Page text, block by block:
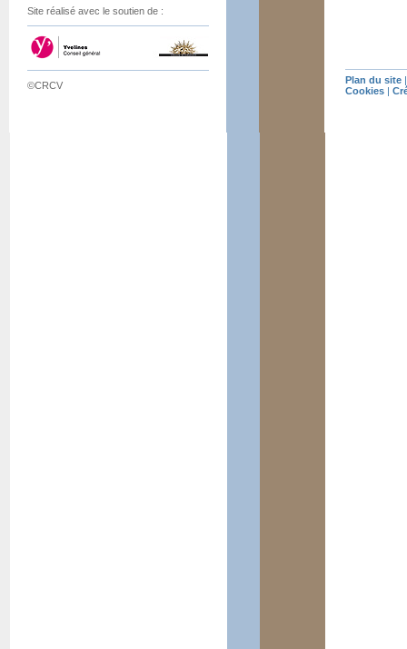
Site réalisé avec le soutien de :
©CRCV Plan du site
Cookies |